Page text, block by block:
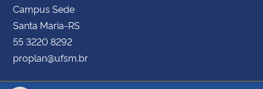
Campus Sede
Santa Maria-RS
55 3220 8292
proplan@ufsm.br